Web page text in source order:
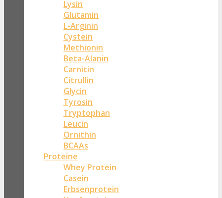
Lysin
Glutamin
L-Arginin
Cystein
Methionin
Beta-Alanin
Carnitin
Citrullin
Glycin
Tyrosin
Tryptophan
Leucin
Ornithin
BCAAs
Proteine
Whey Protein
Casein
Erbsenprotein